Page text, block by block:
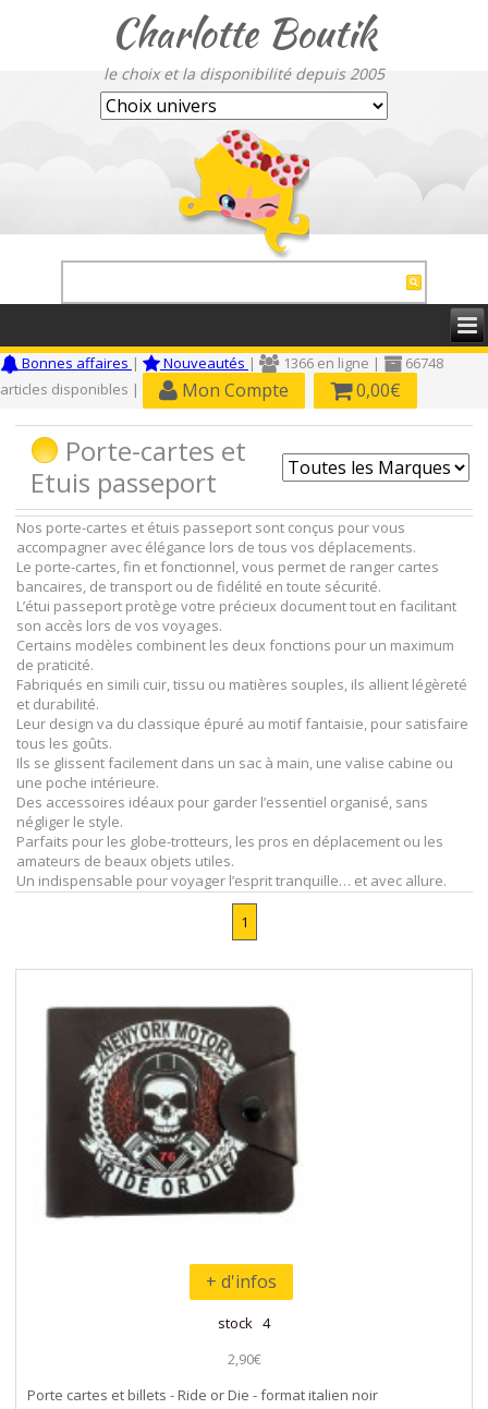
Charlotte Boutik
le choix et la disponibilité depuis 2005
Bonnes affaires | Nouveautés | 1366 en ligne |
66748
articles disponibles |
Mon Compte 0,00€
Porte-cartes et
Etuis passeport
Nos porte-cartes et étuis passeport sont conçus pour vous
accompagner avec élégance lors de tous vos déplacements.
Le porte-cartes, fin et fonctionnel, vous permet de ranger cartes
bancaires, de transport ou de fidélité en toute sécurité.
L’étui passeport protège votre précieux document tout en facilitant
son accès lors de vos voyages.
Certains modèles combinent les deux fonctions pour un maximum
de praticité.
Fabriqués en simili cuir, tissu ou matières souples, ils allient légèreté
et durabilité.
Leur design va du classique épuré au motif fantaisie, pour satisfaire
tous les goûts.
Ils se glissent facilement dans un sac à main, une valise cabine ou
une poche intérieure.
Des accessoires idéaux pour garder l’essentiel organisé, sans
négliger le style.
Parfaits pour les globe-trotteurs, les pros en déplacement ou les
amateurs de beaux objets utiles.
Un indispensable pour voyager l’esprit tranquille… et avec allure.
1
+ d'infos
stock 4
2,90€
Porte cartes et billets - Ride or Die - format italien noir